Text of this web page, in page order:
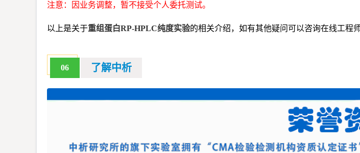
注意：因业务调整，暂不接受个人委托测试。
以上是关于重组蛋白RP-HPLC纯度实验的相关介绍，如有其他疑问可以咨询在线工程
06 了解中析